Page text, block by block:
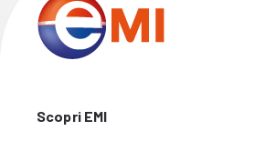
Scopri EMI